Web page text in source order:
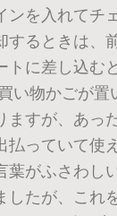
ンを入れてチ
するときは、
トに差し込む
い物かごが置
ますが、あっ
払っていて使
葉がふさわし
したが、これ